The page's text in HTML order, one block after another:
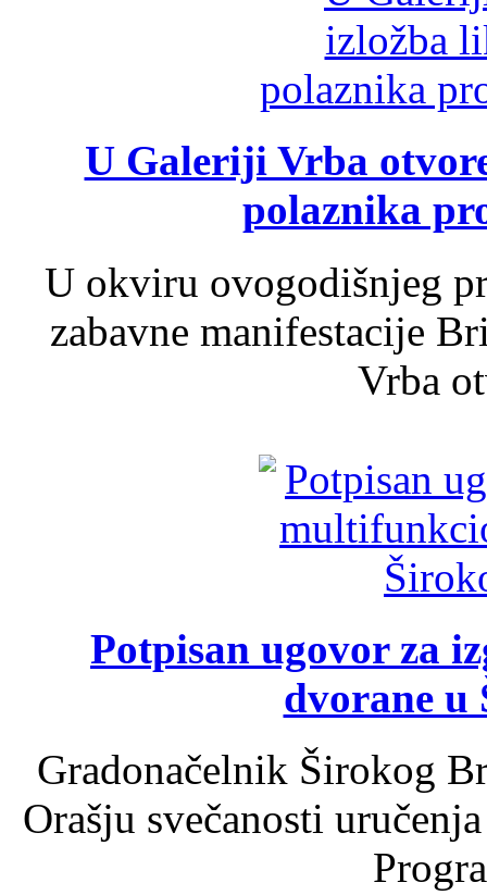
U Galeriji Vrba
polaznika
U okviru ovogodišnjeg
zabavne manifestacije
Vrba
Potpisan ugovor za
dvorane u
Gradonačelnik Širokog
Orašju svečanosti